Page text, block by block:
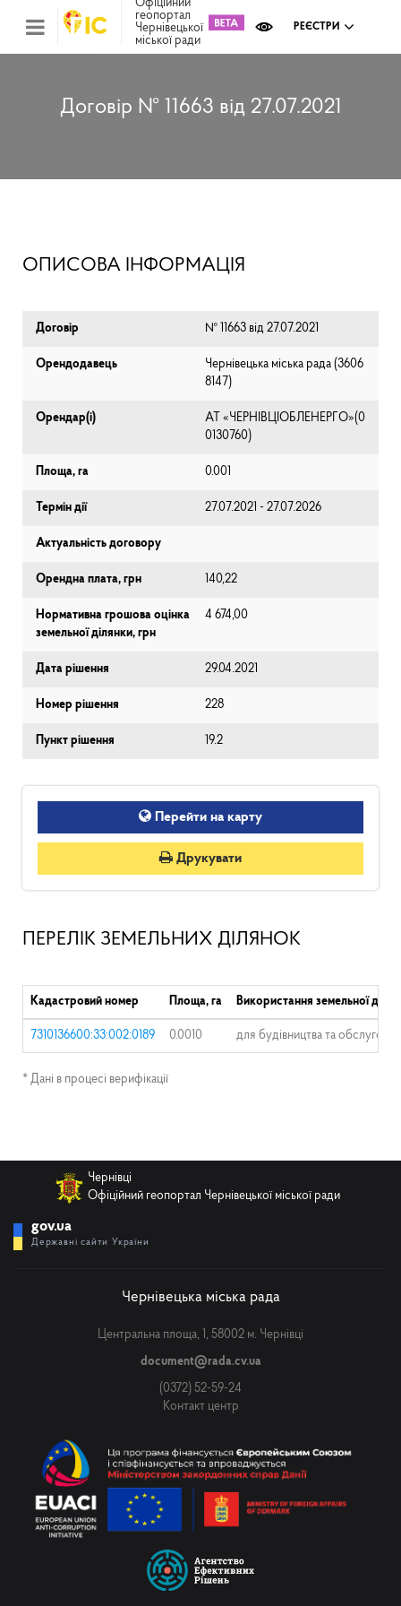
Офіційний
геопортал
Чернівецької
міської ради
РЕЄСТРИ
Договір № 11663 від 27.07.2021
ОПИСОВА ІНФОРМАЦІЯ
Договір № 11663 від 27.07.2021
Орендодавець
Чернівецька міська рада (⁨3606
8147⁩)
Орендар(і)
АТ «ЧЕРНІВЦІОБЛЕНЕРГО»(0
0130760)
Площа, га 0.001
Термін дії 27.07.2021 - 27.07.2026
Актуальність договору
Орендна плата, грн 140,22
Нормативна грошова оцінка
земельної ділянки, грн
4 674,00
Дата рішення 29.04.2021
Номер рішення 228
Пункт рішення 19.2
Перейти на карту
Друкувати
ПЕРЕЛІК ЗЕМЕЛЬНИХ ДІЛЯНОК
Кадастровий номер Площа, га Використання земельної
7310136600:33:002:0189 0.0010 для будівництва та
* Дані в процесі верифікації
Чернівці
Офіційний геопортал Чернівецької міської ради
gov.ua
Державні сайти України
Чернівецька міська рада
Центральна площа, 1, 58002 м. Чернівці
document@rada.cv.ua
(0372) 52-59-24
Контакт центр